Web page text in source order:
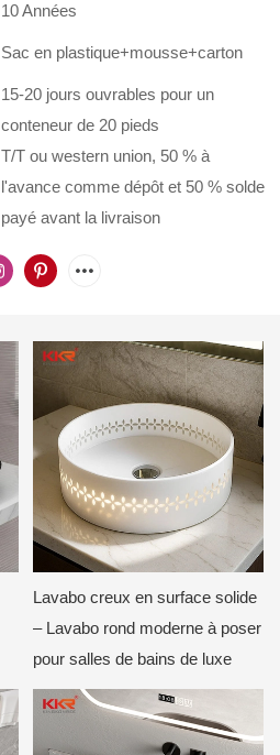
10 Années
Sac en plastique+mousse+carton
15-20 jours ouvrables pour un
conteneur de 20 pieds
T/T ou western union, 50 % à
l'avance comme dépôt et 50 % solde
payé avant la livraison
Lavabo creux en surface solide
– Lavabo rond moderne à poser
pour salles de bains de luxe